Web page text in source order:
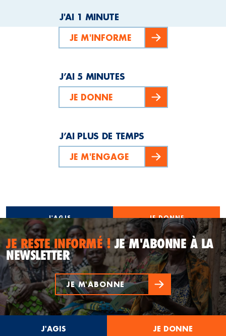
J'AGIS JE DONNE
J'AI 1 MINUTE
JE M'INFORME
J’AI 5 MINUTES
JE DONNE
J’AI PLUS DE TEMPS
JE M'ENGAGE
JE RESTE INFORMÉ !JE M'ABONNE À LA
NEWSLETTER
JE M'ABONNE
J'AGIS JE DONNE